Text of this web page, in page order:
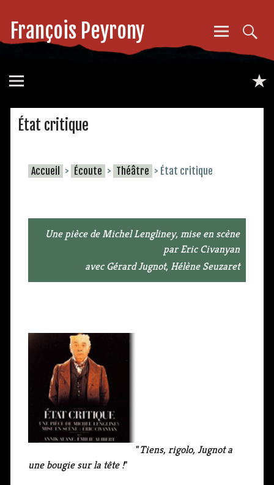
François Peyrony
État critique
Accueil > Écoute > Théâtre > État critique
Une pièce de Michel Lengliney, mise en scène
par Eric Civanyan
avec Gérard Jugnot, Hélène Seuzaret
"Tiens, rigolo, Jugnot a
une bougie sur la tête !"